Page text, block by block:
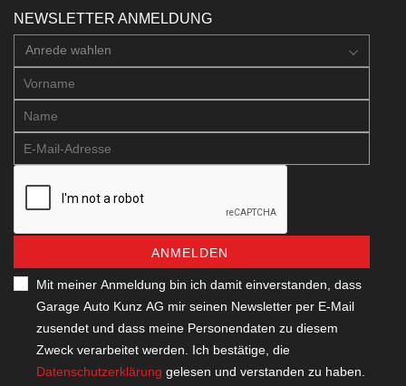
NEWSLETTER ANMELDUNG
Anrede wahlen
ANMELDEN
Mit meiner Anmeldung bin ich damit einverstanden, dass
Garage Auto Kunz AG mir seinen Newsletter per E-Mail
zusendet und dass meine Personendaten zu diesem
Zweck verarbeitet werden. Ich bestätige, die
Datenschutzerklärung gelesen und verstanden zu haben.